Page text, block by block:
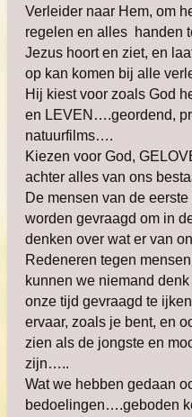
Verleider naar Hem, om
regelen en alles handen
Jezus hoort en ziet, en
op kan komen bij alle
Hij kiest voor zoals God
en LEVEN….geordend,
natuurfilms….
Kiezen voor God,
achter alles van ons
De mensen van de
worden gevraagd om in
denken over wat er van
Redeneren tegen
kunnen we niemand
onze tijd gevraagd te
ervaar, zoals je bent, en
zien als de jongste en
zijn…..
Wat we hebben gedaan
bedoelingen….geboden